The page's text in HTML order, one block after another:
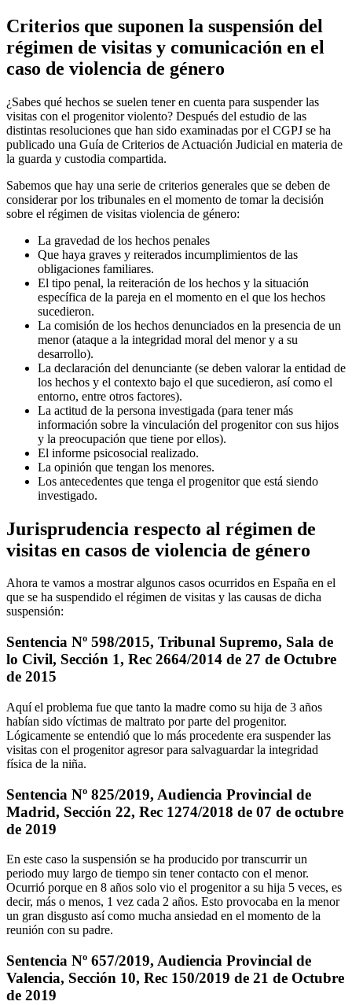
Criterios que suponen la suspensión del
régimen de visitas y comunicación en el
caso de violencia de género
¿Sabes qué hechos se suelen tener en cuenta para suspender las
visitas con el progenitor violento? Después del estudio de las
distintas resoluciones que han sido examinadas por el CGPJ se ha
publicado una Guía de Criterios de Actuación Judicial en materia de
la guarda y custodia compartida.
Sabemos que hay una serie de criterios generales que se deben de
considerar por los tribunales en el momento de tomar la decisión
sobre el régimen de visitas violencia de género:
La gravedad de los hechos penales
Que haya graves y reiterados incumplimientos de las
obligaciones familiares.
El tipo penal, la reiteración de los hechos y la situación
específica de la pareja en el momento en el que los hechos
sucedieron.
La comisión de los hechos denunciados en la presencia de un
menor (ataque a la integridad moral del menor y a su
desarrollo).
La declaración del denunciante (se deben valorar la entidad de
los hechos y el contexto bajo el que sucedieron, así como el
entorno, entre otros factores).
La actitud de la persona investigada (para tener más
información sobre la vinculación del progenitor con sus hijos
y la preocupación que tiene por ellos).
El informe psicosocial realizado.
La opinión que tengan los menores.
Los antecedentes que tenga el progenitor que está siendo
investigado.
Jurisprudencia respecto al régimen de
visitas en casos de violencia de género
Ahora te vamos a mostrar algunos casos ocurridos en España en el
que se ha suspendido el régimen de visitas y las causas de dicha
suspensión:
Sentencia Nº 598/2015, Tribunal Supremo, Sala de
lo Civil, Sección 1, Rec 2664/2014 de 27 de Octubre
de 2015
Aquí el problema fue que tanto la madre como su hija de 3 años
habían sido víctimas de maltrato por parte del progenitor.
Lógicamente se entendió que lo más procedente era suspender las
visitas con el progenitor agresor para salvaguardar la integridad
física de la niña.
Sentencia Nº 825/2019, Audiencia Provincial de
Madrid, Sección 22, Rec 1274/2018 de 07 de octubre
de 2019
En este caso la suspensión se ha producido por transcurrir un
periodo muy largo de tiempo sin tener contacto con el menor.
Ocurrió porque en 8 años solo vio el progenitor a su hija 5 veces, es
decir, más o menos, 1 vez cada 2 años. Esto provocaba en la menor
un gran disgusto así como mucha ansiedad en el momento de la
reunión con su padre.
Sentencia Nº 657/2019, Audiencia Provincial de
Valencia, Sección 10, Rec 150/2019 de 21 de Octubre
de 2019